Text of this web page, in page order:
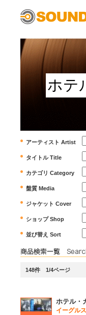
アーティスト Artist
タイトル Title
カテゴリ Category
盤質 Media
ジャケット Cover
ショップ Shop
並び替え Sort
148件 1/4ページ
ホテル・
イーグルス